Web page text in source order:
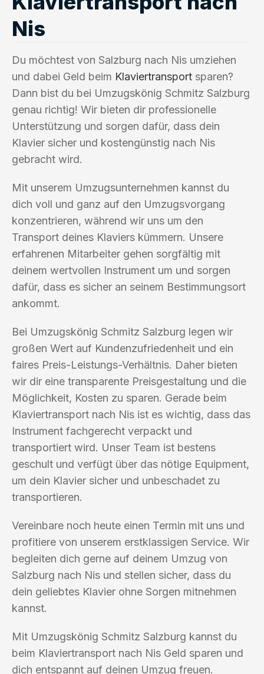
Nis
Du möchtest von Salzburg nach Nis umziehen
und dabei Geld beim Klaviertransport sparen?
Dann bist du bei Umzugskönig Schmitz Salzburg
genau richtig! Wir bieten dir professionelle
Unterstützung und sorgen dafür, dass dein
Klavier sicher und kostengünstig nach Nis
gebracht wird.
Mit unserem Umzugsunternehmen kannst du
dich voll und ganz auf den Umzugsvorgang
konzentrieren, während wir uns um den
Transport deines Klaviers kümmern. Unsere
erfahrenen Mitarbeiter gehen sorgfältig mit
deinem wertvollen Instrument um und sorgen
dafür, dass es sicher an seinem Bestimmungsort
ankommt.
Bei Umzugskönig Schmitz Salzburg legen wir
großen Wert auf Kundenzufriedenheit und ein
faires Preis-Leistungs-Verhältnis. Daher bieten
wir dir eine transparente Preisgestaltung und die
Möglichkeit, Kosten zu sparen. Gerade beim
Klaviertransport nach Nis ist es wichtig, dass das
Instrument fachgerecht verpackt und
transportiert wird. Unser Team ist bestens
geschult und verfügt über das nötige Equipment,
um dein Klavier sicher und unbeschadet zu
transportieren.
Vereinbare noch heute einen Termin mit uns und
profitiere von unserem erstklassigen Service. Wir
begleiten dich gerne auf deinem Umzug von
Salzburg nach Nis und stellen sicher, dass du
dein geliebtes Klavier ohne Sorgen mitnehmen
kannst.
Mit Umzugskönig Schmitz Salzburg kannst du
beim Klaviertransport nach Nis Geld sparen und
dich entspannt auf deinen Umzug freuen.